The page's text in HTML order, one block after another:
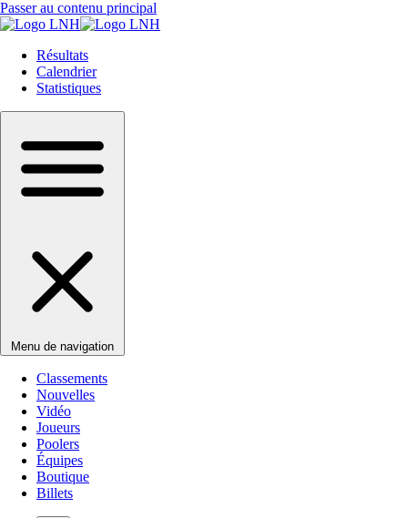
Passer au contenu principal
Résultats
Calendrier
Statistiques
Menu de navigation
Classements
Nouvelles
Vidéo
Joueurs
Poolers
Équipes
Boutique
Billets